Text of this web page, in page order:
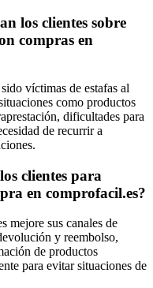
los clientes sobre
compras en
víctimas de estafas al
como productos
dificultades para
de recurrir a
clientes para
en comprofacil.es?
mejore sus canales de
y reembolso,
de productos
para evitar situaciones de